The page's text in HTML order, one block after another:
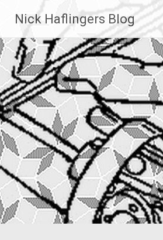
Inhalt
springen
Nick Haflingers Blog